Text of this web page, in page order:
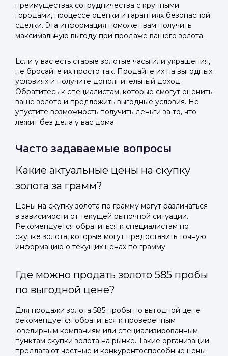
преимуществах сотрудничества с крупными
городами, процессе оценки и гарантиях безопасной
сделки. Эта информация поможет вам получить
максимальную выгоду при продаже вашего золота.
Если у вас есть старые золотые часы или украшения,
не бросайте их просто так. Продайте их на выгодных
условиях и получите дополнительный доход.
Обратитесь к специалистам, которые смогут оценить
ваше золото и предложить выгодные условия. Не
упустите возможность получить деньги за то, что
лежит без дела у вас дома.
Часто задаваемые вопросы
Какие актуальные цены на скупку
золота за грамм?
Цены на скупку золота по грамму могут различаться
в зависимости от текущей рыночной ситуации.
Рекомендуется обратиться к специалистам по
скупке золота, которые могут предоставить точную
информацию о текущих ценах по грамму.
Где можно продать золото 585 пробы
по выгодной цене?
Для продажи золота 585 пробы по выгодной цене
рекомендуется обратиться к проверенным
ювелирным компаниям или специализированным
пунктам скупки золота на рынке. Такие организации
предлагают честные и конкурентоспособные цены